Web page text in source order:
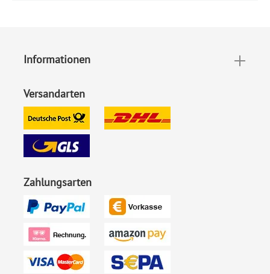
Format:
(geschlossen 148 x 105 mm,
Individuell bedruckt
Klappkarte
Inklusiv-Leistungen:
Foto:
Ecken: Spitze Ecken
Material:
Bilderdruckpapier 300 g /
m², Naturpapier 300 g / m²
Informationen
Versandarten
Zahlungsarten